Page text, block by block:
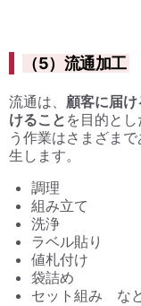
（5）流通加工
流通は、 顧客に届
けること を目的と
う作業はさまざま
生します。
調理
組み立て
洗浄
ラベル貼り
値札付け
袋詰め
セット組み な